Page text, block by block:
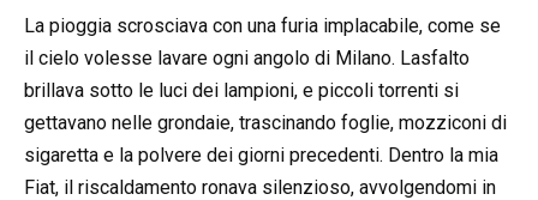
La pioggia scrosciava con una furia implacabile, come se
il cielo volesse lavare ogni angolo di Milano. Lasfalto
brillava sotto le luci dei lampioni, e piccoli torrenti si
gettavano nelle grondaie, trascinando foglie, mozziconi di
sigaretta e la polvere dei giorni precedenti. Dentro la mia
Fiat, il riscaldamento ronava silenzioso, avvolgendomi in